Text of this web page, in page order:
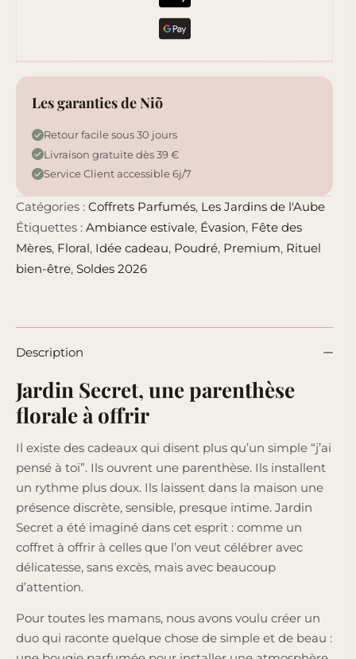
Les garanties de Niõ
Retour facile sous 30 jours
Livraison gratuite dès 39 €
Service Client accessible 6j/7
Catégories : Coffrets Parfumés, Les Jardins de l'Aube
Étiquettes : Ambiance estivale, Évasion, Fête des
Mères, Floral, Idée cadeau, Poudré, Premium, Rituel
bien-être, Soldes 2026
Description
Jardin Secret, une parenthèse
florale à offrir
Il existe des cadeaux qui disent plus qu’un simple “j’ai
pensé à toi”. Ils ouvrent une parenthèse. Ils installent
un rythme plus doux. Ils laissent dans la maison une
présence discrète, sensible, presque intime. Jardin
Secret a été imaginé dans cet esprit : comme un
coffret à offrir à celles que l’on veut célébrer avec
délicatesse, sans excès, mais avec beaucoup
d’attention.
Pour toutes les mamans, nous avons voulu créer un
duo qui raconte quelque chose de simple et de beau :